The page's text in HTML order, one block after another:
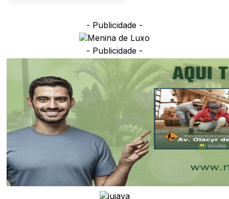
- Publicidade -
- Publicidade -